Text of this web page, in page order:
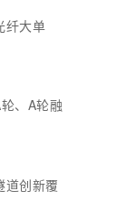
纤大单
、A轮融
道创新覆